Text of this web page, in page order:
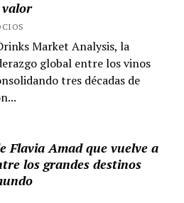
valor
Market Analysis, la
global entre los vinos
tres décadas de
Flavia Amad que vuelve a
los grandes destinos